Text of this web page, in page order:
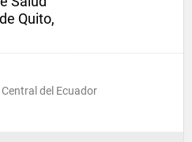
Quito,
del Ecuador